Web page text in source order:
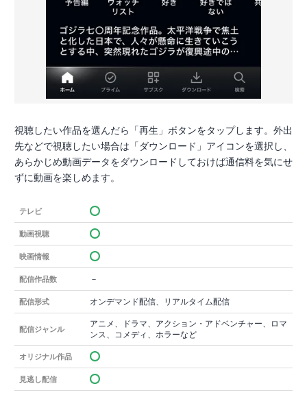
視聴したい作品を選んだら「再生」ボタンをタップします。外出
先などで視聴したい場合は「ダウンロード」アイコンを選択し、
あらかじめ動画データをダウンロードしておけば通信料を気にせ
ずに動画を楽しめます。
テレビ
動画視聴
映画情報
配信作品数 －
配信形式 オンデマンド配信、リアルタイム配信
配信ジャンル
アニメ、ドラマ、アクション・アドベンチャー、ロマ
ンス、コメディ、ホラーなど
オリジナル作品
見逃し配信